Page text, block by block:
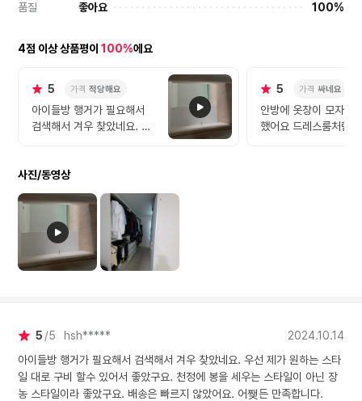
품질 좋아요 100%
4점 이상 상품평이 100%에요
5 가격 적당해요
아이들방 행거가 필요해서
검색해서 겨우 찾았네요. 우
천정에 봉을 세우는 스타일
이 아닌 장농 스타일이라 좋
았구요. 배송은 빠르지 않았
어요. 어쨎든 만족합니다.
5 가격 싸네요
안방에 옷장이 모자라
했어요 드레스룸처럼
사진/동영상
5 5 hsh*****
2024.10.14
아이들방 행거가 필요해서 검색해서 겨우 찾았네요. 우선 제가 원하는 스타
일 대로 구비 할수 있어서 좋았구요. 천정에 봉을 세우는 스타일이 아닌 장
농 스타일이라 좋았구요. 배송은 빠르지 않았어요. 어쨎든 만족합니다.